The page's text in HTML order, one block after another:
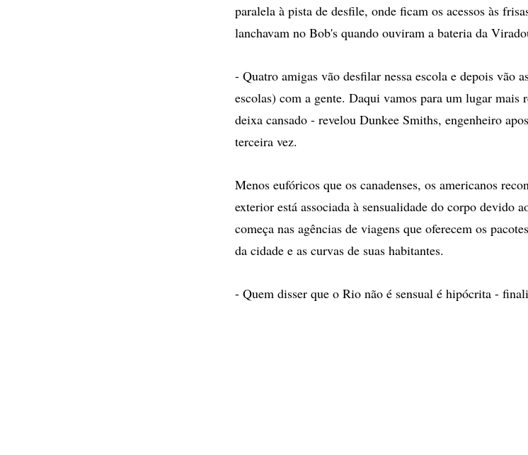
paralela à pista de desfile, onde ficam os acessos às
lanchavam no Bob's quando ouviram a bateria da
- Quatro amigas vão desfilar nessa escola e depois vão
escolas) com a gente. Daqui vamos para um lugar mais
deixa cansado - revelou Dunkee Smiths, engenheiro
terceira vez.
Menos eufóricos que os canadenses, os americanos
exterior está associada à sensualidade do corpo devido
começa nas agências de viagens que oferecem os
da cidade e as curvas de suas habitantes.
- Quem disser que o Rio não é sensual é hipócrita -